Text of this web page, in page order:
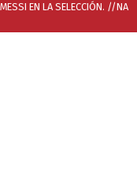
EN LA SELECCIÓN. //NA